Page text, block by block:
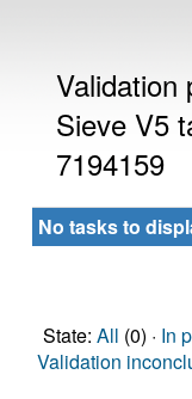
Validation
Sieve V5
7194159
No tasks to
State: All (0) · In
Validation